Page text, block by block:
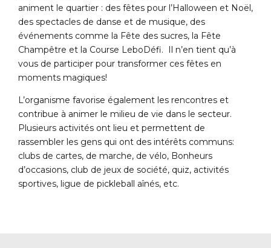
animent le quartier : des fêtes pour l’Halloween et Noël,
des spectacles de danse et de musique, des
événements comme la Fête des sucres, la Fête
Champêtre et la Course LeboDéfi. Il n’en tient qu’à
vous de participer pour transformer ces fêtes en
moments magiques!
L’organisme favorise également les rencontres et
contribue à animer le milieu de vie dans le secteur.
Plusieurs activités ont lieu et permettent de
rassembler les gens qui ont des intérêts communs:
clubs de cartes, de marche, de vélo, Bonheurs
d’occasions, club de jeux de société, quiz, activités
sportives, ligue de pickleball aînés, etc.